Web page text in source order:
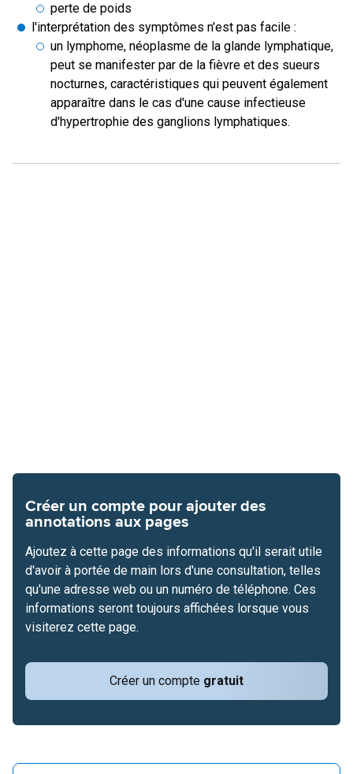
perte de poids
l'interprétation des symptômes n'est pas facile :
un lymphome, néoplasme de la glande lymphatique,
peut se manifester par de la fièvre et des sueurs
nocturnes, caractéristiques qui peuvent également
apparaître dans le cas d'une cause infectieuse
d'hypertrophie des ganglions lymphatiques.
Créer un compte pour ajouter des
annotations aux pages
Créer un compte gratuit
Ajoutez à cette page des informations qu'il serait utile
d'avoir à portée de main lors d'une consultation, telles
qu'une adresse web ou un numéro de téléphone. Ces
informations seront toujours affichées lorsque vous
visiterez cette page.